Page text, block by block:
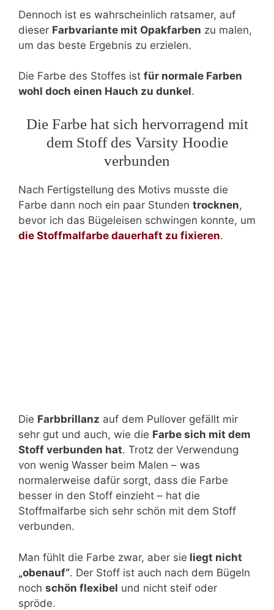
Dennoch ist es wahrscheinlich ratsamer, auf
dieser Farbvariante mit Opakfarben zu malen,
um das beste Ergebnis zu erzielen.
Die Farbe des Stoffes ist für normale Farben
wohl doch einen Hauch zu dunkel.
Die Farbe hat sich hervorragend mit
dem Stoff des Varsity Hoodie
verbunden
Nach Fertigstellung des Motivs musste die
Farbe dann noch ein paar Stunden trocknen,
bevor ich das Bügeleisen schwingen konnte, um
die Stoffmalfarbe dauerhaft zu fixieren.
Die Farbbrillanz auf dem Pullover gefällt mir
sehr gut und auch, wie die Farbe sich mit dem
Stoff verbunden hat. Trotz der Verwendung
von wenig Wasser beim Malen – was
normalerweise dafür sorgt, dass die Farbe
besser in den Stoff einzieht – hat die
Stoffmalfarbe sich sehr schön mit dem Stoff
verbunden.
Man fühlt die Farbe zwar, aber sie liegt nicht
„obenauf“. Der Stoff ist auch nach dem Bügeln
noch schön flexibel und nicht steif oder
spröde.